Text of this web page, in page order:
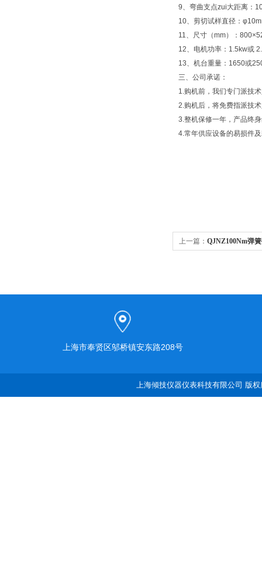
9、弯曲支点zui大距离：
10、剪切试样直径：
11、尺寸（mm）：
12、电机功率：1.5kw或
13、机台重量：1650或
三、公司承诺：
1.购机前，我们专门派技
2.购机后，将免费指派技
3.整机保修一年，产品终
4.常年供应设备的易损件
上一篇： QJNZ100Nm弹
上海市奉贤区邬桥镇安东路208号
上海倾技仪器仪表科技有限公司 版